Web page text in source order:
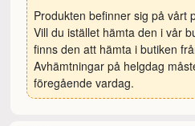
Produkten befinner sig på vårt
Vill du istället hämta den i vår
finns den att hämta i butiken
Avhämtningar på helgdag
föregående vardag.